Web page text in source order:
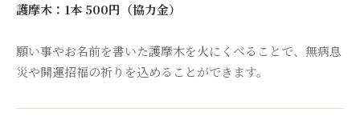
護摩木：1本 500円（協力金）
願い事やお名前を書いた護摩木を火にくべることで、無病息
災や開運招福の祈りを込めることができます。